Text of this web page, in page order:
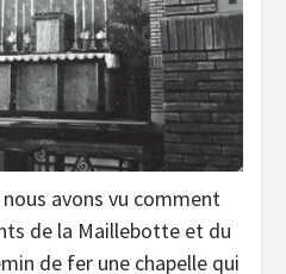
avons vu comment
de la Maillebotte et du
de fer une chapelle qui